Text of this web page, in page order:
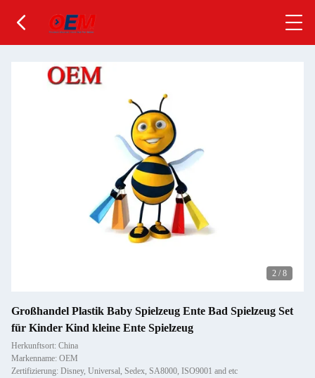
2 / 8
Großhandel Plastik Baby Spielzeug Ente Bad Spielzeug Set
für Kinder Kind kleine Ente Spielzeug
Herkunftsort: China
Markenname: OEM
Zertifizierung: Disney, Universal, Sedex, SA8000, ISO9001 and etc